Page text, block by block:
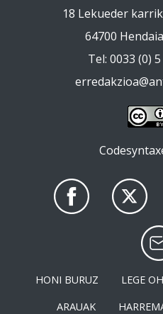
18 Lekueder
64700
Tel: 0033 (0)
HONI BURUZ LEGE
ARAUAK